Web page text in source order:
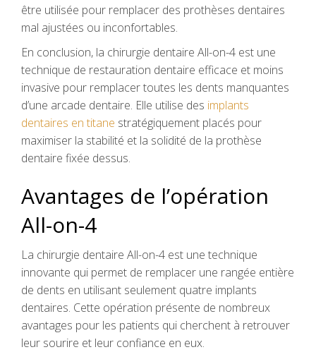
être utilisée pour remplacer des prothèses dentaires
mal ajustées ou inconfortables.
En conclusion, la chirurgie dentaire All-on-4 est une
technique de restauration dentaire efficace et moins
invasive pour remplacer toutes les dents manquantes
d’une arcade dentaire. Elle utilise des implants
dentaires en titane stratégiquement placés pour
maximiser la stabilité et la solidité de la prothèse
dentaire fixée dessus.
Avantages de l’opération
All-on-4
La chirurgie dentaire All-on-4 est une technique
innovante qui permet de remplacer une rangée entière
de dents en utilisant seulement quatre implants
dentaires. Cette opération présente de nombreux
avantages pour les patients qui cherchent à retrouver
leur sourire et leur confiance en eux.